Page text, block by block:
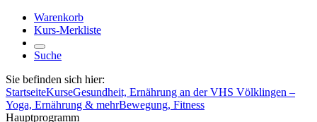
Warenkorb
Kurs-Merkliste
Suche
Sie befinden sich hier:
StartseiteKurseGesundheit, Ernährung an der VHS Völklingen –
Yoga, Ernährung & mehrBewegung, Fitness
Hauptprogramm